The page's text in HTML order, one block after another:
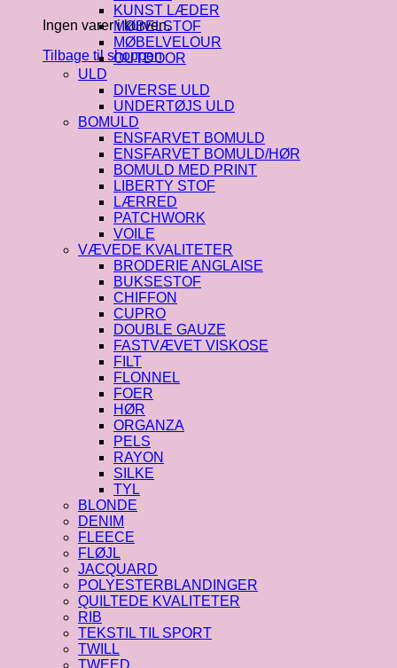
Ingen varer i kurven.
Tilbage til shoppen
KUNST LÆDER
MØBELSTOF
MØBELVELOUR
OUTDOOR
ULD
DIVERSE ULD
UNDERTØJS ULD
BOMULD
ENSFARVET BOMULD
ENSFARVET BOMULD/HØR
BOMULD MED PRINT
LIBERTY STOF
LÆRRED
PATCHWORK
VOILE
VÆVEDE KVALITETER
BRODERIE ANGLAISE
BUKSESTOF
CHIFFON
CUPRO
DOUBLE GAUZE
FASTVÆVET VISKOSE
FILT
FLONNEL
FOER
HØR
ORGANZA
PELS
RAYON
SILKE
TYL
BLONDE
DENIM
FLEECE
FLØJL
JACQUARD
POLYESTERBLANDINGER
QUILTEDE KVALITETER
RIB
TEKSTIL TIL SPORT
TWILL
TWEED